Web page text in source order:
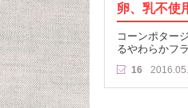
卵、乳不使
コーンポター
るやわらかフ
16